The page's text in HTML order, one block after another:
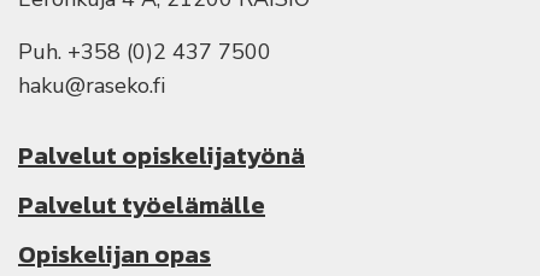
Puh. +358 (0)2 437 7500
haku@raseko.fi
Palvelut opiskelijatyönä
Palvelut työelämälle
Opiskelijan opas